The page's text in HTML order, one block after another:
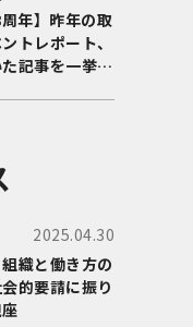
周年】昨年の取
トレポート、
記事を一挙に
2025.04.30
組織と働き方の
的要請に振り